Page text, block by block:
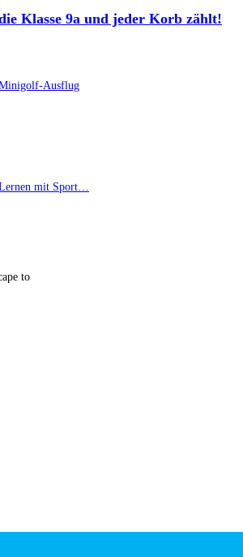
Klasse 9a und jeder Korb zählt!
to